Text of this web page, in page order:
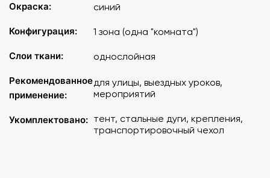
Окраска: синий
Конфигурация: 1 зона (одна "комната")
Слои ткани: однослойная
Рекомендованное
применение:
для улицы, выездных уроков,
мероприятий
Укомплектовано: тент, стальные дуги, крепления,
транспортировочный чехол